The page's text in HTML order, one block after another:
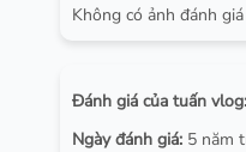
Không có ảnh đánh
Đánh giá của tuấn vlog:
Ngày đánh giá: 5 năm